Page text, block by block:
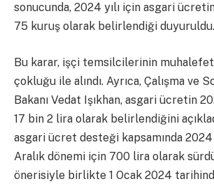
sonucunda, 2024 yılı için asgari
75 kuruş olarak belirlendiği duyuruldu.
Bu karar, işçi temsilcilerinin
çokluğu ile alındı. Ayrıca, Çalışma ve
Bakanı Vedat Işıkhan, asgari ücretin
17 bin 2 lira olarak belirlendiğini
asgari ücret desteği kapsamında 2024
Aralık dönemi için 700 lira olarak
önerisiyle birlikte 1 Ocak 2024